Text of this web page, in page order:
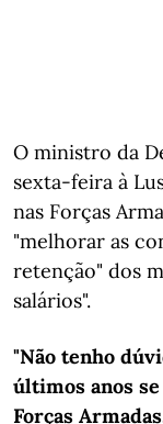
O ministro da
sexta-feira à
nas Forças
"melhorar as
retenção" dos
salários".
"Não tenho
últimos anos
Forças